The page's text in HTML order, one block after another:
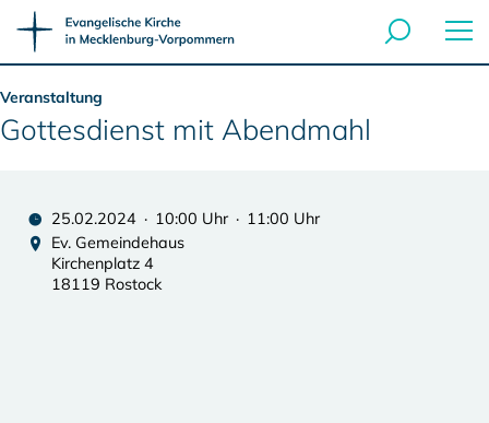
Veranstaltung
Gottesdienst mit Abendmahl
25.02.2024 · 10:00 Uhr · 11:00 Uhr
Ev. Gemeindehaus
Kirchenplatz 4
18119 Rostock